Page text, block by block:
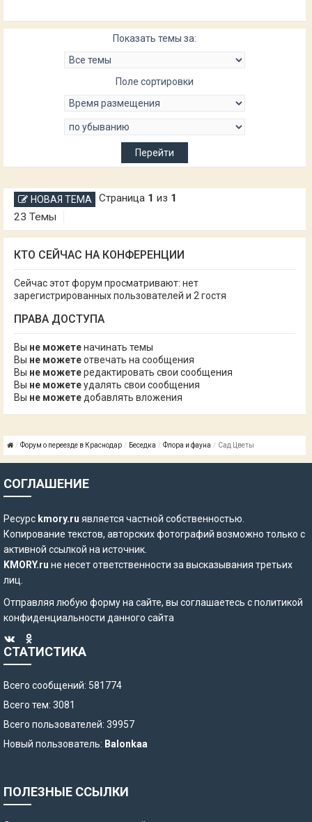
Показать темы за:
Поле сортировки
НОВАЯ ТЕМА
23 Темы
Страница 1 из 1
КТО СЕЙЧАС НА КОНФЕРЕНЦИИ
Сейчас этот форум просматривают: нет
зарегистрированных пользователей и 2 гостя
ПРАВА ДОСТУПА
Вы не можетеначинать темы
Вы не можетеотвечать на сообщения
Вы не можетередактировать свои сообщения
Вы не можетеудалять свои сообщения
Вы не можете добавлять вложения
Форум о переезде в Краснодар Беседка Флора и фауна Сад Цветы
СОГЛАШЕНИЕ
Ресурс kmory.ru является частной собственностью.
Копирование текстов, авторских фотографий возможно только с
активной ссылкой на источник.
KMORY.ru не несет ответственности за высказывания третьих
лиц.
Отправляя любую форму на сайте, вы соглашаетесь сполитикой
конфиденциальности данного сайта
СТАТИСТИКА
Всего сообщений: 581774
Всего тем: 3081
Всего пользователей: 39957
Новый пользователь: Balonkaa
ПОЛЕЗНЫЕ ССЫЛКИ